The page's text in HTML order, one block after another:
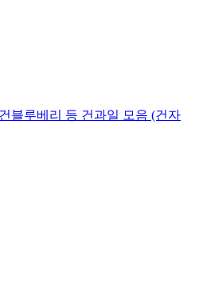
블루베리 등 건과일 모음 (건자